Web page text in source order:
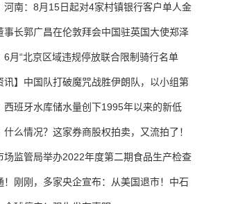
河南：8月15日起对4家村镇银行客户单人金
事长郭广昌在伦敦拜会中国驻英国大使郑泽
6月“北京区域违规停放联合限制骑行名单
讯】中国队打破魔咒战胜伊朗队，以小组第
西班牙水库储水量创下1995年以来的新低
什么情况？这家券商股权拍卖，又流拍了！
场监管局举办2022年度第二期食品生产检查
！刚刚，多家央企宣布：从美国退市！中石